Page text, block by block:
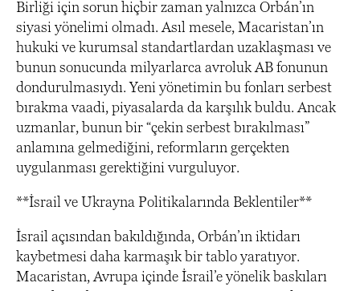
Birliği için sorun hiçbir zaman yalnızca Orbán’ın
siyasi yönelimi olmadı. Asıl mesele, Macaristan’ın
hukuki ve kurumsal standartlardan uzaklaşması ve
bunun sonucunda milyarlarca avroluk AB fonunun
dondurulmasıydı. Yeni yönetimin bu fonları serbest
bırakma vaadi, piyasalarda da karşılık buldu. Ancak
uzmanlar, bunun bir “çekin serbest bırakılması”
anlamına gelmediğini, reformların gerçekten
uygulanması gerektiğini vurguluyor.
**İsrail ve Ukrayna Politikalarında Beklentiler**
İsrail açısından bakıldığında, Orbán’ın iktidarı
kaybetmesi daha karmaşık bir tablo yaratıyor.
Macaristan, Avrupa içinde İsrail’e yönelik baskıları